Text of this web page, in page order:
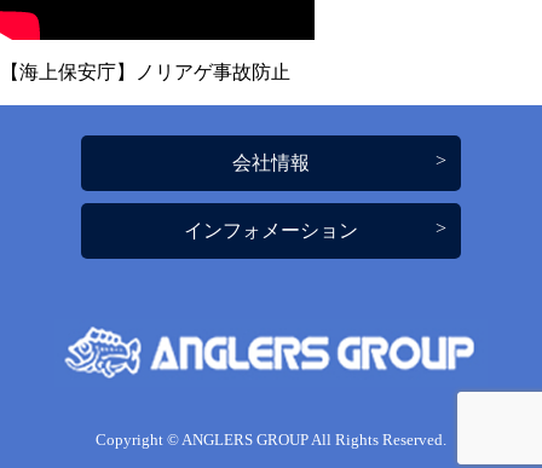
【海上保安庁】ノリアゲ事故防止
会社情報
インフォメーション
Copyright © ANGLERS GROUP All Rights Reserved.